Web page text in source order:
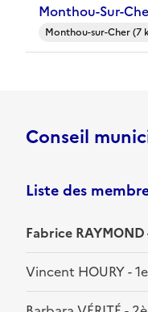
Monthou-Sur-
Monthou-sur-Cher (7
Conseil
Liste des
Fabrice RAYMOND
Vincent HOURY -